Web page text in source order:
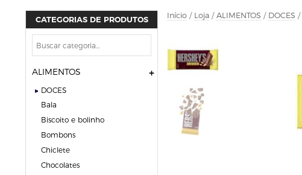
Início / Loja / ALIMENTOS / DOCES /
CATEGORIAS DE PRODUTOS
ALIMENTOS
DOCES
bala
biscoito e bolinho
bombons
chiclete
chocolates